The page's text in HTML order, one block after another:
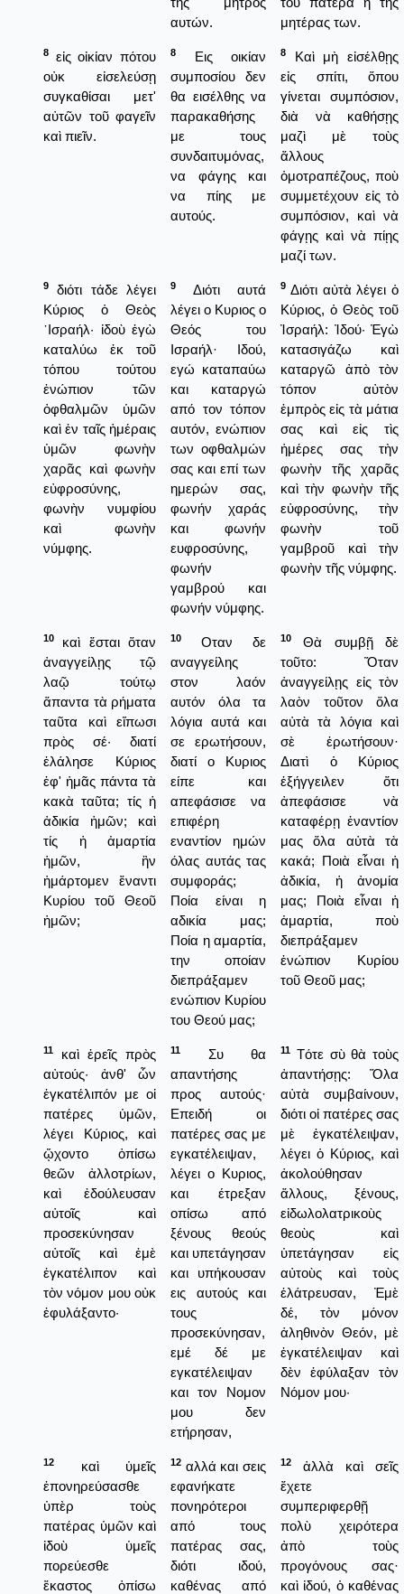
αυτών.
μητέρας των.
8
εἰς οἰκίαν πότου
οὐκ εἰσελεύσῃ
συγκαθίσαι μετ'
αὐτῶν τοῦ φαγεῖν
καὶ πιεῖν.
8
Εις οικίαν
συμποσίου δεν
θα εισέλθης να
παρακαθήσης
με τους
συνδαιτυμόνας,
να φάγης και
να πίης με
αυτούς.
8
Καὶ μὴ εἰσέλθῃς
εἰς σπίτι, ὅπου
γίνεται συμπόσιον,
διὰ νὰ καθήσῃς
μαζὶ μὲ τοὺς
ἄλλους
ὁμοτραπέζους, ποὺ
συμμετέχουν εἰς τὸ
συμπόσιον, καὶ νὰ
φάγῃς καὶ νὰ πίῃς
μαζί των.
9
διότι τάδε λέγει
Κύριος ὁ Θεὸς
᾿Ισραήλ· ἰδοὺ ἐγὼ
καταλύω ἐκ τοῦ
τόπου τούτου
ἐνώπιον τῶν
ὀφθαλμῶν ὑμῶν
καὶ ἐν ταῖς ἡμέραις
ὑμῶν φωνὴν
χαρᾶς καὶ φωνὴν
εὐφροσύνης,
φωνὴν νυμφίου
καὶ φωνὴν
νύμφης.
9
Διότι αυτά
λέγει ο Κυριος ο
Θεός του
Ισραήλ· Ιδού,
εγώ καταπαύω
και καταργώ
από τον τόπον
αυτόν, ενώπιον
των οφθαλμών
σας και επί των
ημερών σας,
φωνήν χαράς
και φωνήν
ευφροσύνης,
φωνήν
γαμβρού και
φωνήν νύμφης.
9 Διότι αὐτὰ λέγει ὁ
Κύριος, ὁ Θεὸς τοῦ
Ἰσραήλ: Ἰδού· Ἐγὼ
κατασιγάζω καὶ
καταργῶ ἀπὸ τὸν
τόπον αὐτὸν
ἐμπρὸς εἰς τὰ μάτια
σας καὶ εἰς τὶς
ἡμέρες σας τὴν
φωνὴν τῆς χαρᾶς
καὶ τὴν φωνὴν τῆς
εὐφροσύνης, τὴν
φωνὴν τοῦ
γαμβροῦ καὶ τὴν
φωνὴν τῆς νύμφης.
10
καὶ ἔσται ὅταν
ἀναγγείλῃς τῷ
λαῷ τούτῳ
ἅπαντα τὰ ρήματα
ταῦτα καὶ εἴπωσι
πρὸς σέ· διατί
ἐλάλησε Κύριος
ἐφ' ἡμᾶς πάντα τὰ
κακὰ ταῦτα; τίς ἡ
ἀδικία ἡμῶν; καὶ
τίς ἡ ἁμαρτία
ἡμῶν, ἣν
ἡμάρτομεν ἔναντι
Κυρίου τοῦ Θεοῦ
ἡμῶν;
10
Οταν δε
αναγγείλης
στον λαόν
αυτόν όλα τα
λόγια αυτά και
σε ερωτήσουν,
διατί ο Κυριος
είπε και
απεφάσισε να
επιφέρη
εναντίον ημών
όλας αυτάς τας
συμφοράς;
Ποία είναι η
αδικία μας;
Ποία η αμαρτία,
την οποίαν
διεπράξαμεν
ενώπιον Κυρίου
του Θεού μας;
10
Θὰ συμβῇ δὲ
τοῦτο: Ὅταν
ἀναγγείλῃς εἰς τὸν
λαὸν τοῦτον ὅλα
αὐτὰ τὰ λόγια καὶ
σὲ ἐρωτήσουν·
Διατὶ ὁ Κύριος
ἐξήγγειλεν ὅτι
ἀπεφάσισε νὰ
καταφέρῃ ἐναντίον
μας ὅλα αὐτὰ τὰ
κακά; Ποιὰ εἶναι ἡ
ἀδικία, ἡ ἀνομία
μας; Ποιὰ εἶναι ἡ
ἁμαρτία, ποὺ
διεπράξαμεν
ἐνώπιον Κυρίου
τοῦ Θεοῦ μας;
11
καὶ ἐρεῖς πρὸς
αὐτούς· ἀνθ' ὧν
ἐγκατέλιπόν με οἱ
πατέρες ὑμῶν,
λέγει Κύριος, καὶ
ᾤχοντο ὀπίσω
θεῶν ἀλλοτρίων,
καὶ ἐδούλευσαν
αὐτοῖς καὶ
προσεκύνησαν
αὐτοῖς καὶ ἐμὲ
ἐγκατέλιπον καὶ
τὸν νόμον μου οὐκ
ἐφυλάξαντο·
11
Συ θα
απαντήσης
προς αυτούς·
Επειδή οι
πατέρες σας με
εγκατέλειψαν,
λέγει ο Κυριος,
και έτρεξαν
οπίσω από
ξένους θεούς
και υπετάγησαν
και υπήκουσαν
εις αυτούς και
τους
προσεκύνησαν,
εμέ δέ με
εγκατέλειψαν
και τον Νομον
μου δεν
ετήρησαν,
11 Τότε σὺ θὰ τοὺς
ἀπαντήσῃς: Ὅλα
αὐτὰ συμβαίνουν,
διότι οἱ πατέρες σας
μὲ ἐγκατέλειψαν,
λέγει ὁ Κύριος, καὶ
ἀκολούθησαν
ἄλλους, ξένους,
εἰδωλολατρικοὺς
θεοὺς καὶ
ὑπετάγησαν εἰς
αὐτοὺς καὶ τοὺς
ἐλάτρευσαν, Ἐμὲ
δέ, τὸν μόνον
ἀληθινὸν Θεόν, μὲ
ἐγκατέλειψαν καὶ
δὲν ἐφύλαξαν τὸν
Νόμον μου·
12
καὶ ὑμεῖς
ἐπονηρεύσασθε
ὑπὲρ τοὺς
πατέρας ὑμῶν καὶ
ἰδοὺ ὑμεῖς
πορεύεσθε
ἕκαστος ὀπίσω
12 αλλά και σεις
εφανήκατε
πονηρότεροι
από τους
πατέρας σας,
διότι ιδού,
καθένας από
12
ἀλλὰ καὶ σεῖς
ἔχετε
συμπεριφερθῇ
πολὺ χειρότερα
ἀπὸ τοὺς
προγόνους σας·
καὶ ἰδού, ὁ καθένας